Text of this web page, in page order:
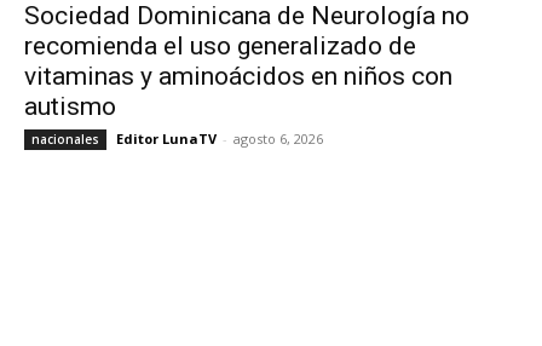
Sociedad Dominicana de Neurología no
recomienda el uso generalizado de
vitaminas y aminoácidos en niños con
autismo
nacionales Editor LunaTV - agosto 6, 2026